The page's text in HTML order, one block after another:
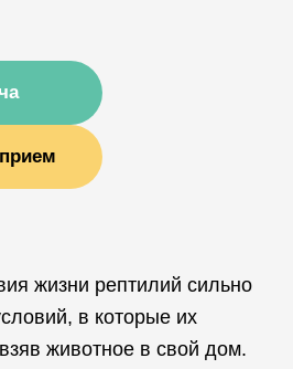
жизни рептилий сильно
в которые их
животное в свой дом.